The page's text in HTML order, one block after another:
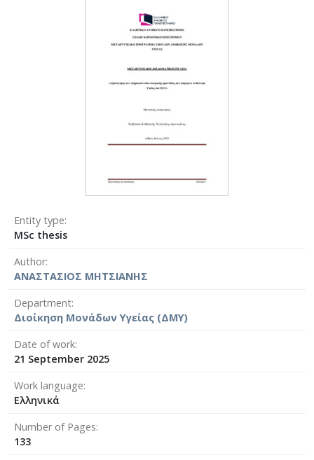
Entity type
MSc thesis
Author
ΑΝΑΣΤΑΣΙΟΣ ΜΗΤΣΙΑΝΗΣ
Department
Διοίκηση Μονάδων Υγείας (ΔΜΥ)
Date of work
21 September 2025
Work language
Ελληνικά
Number of Pages
133